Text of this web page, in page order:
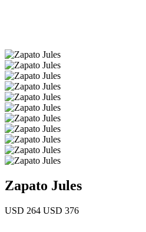
Zapato Jules
USD 264 USD 376